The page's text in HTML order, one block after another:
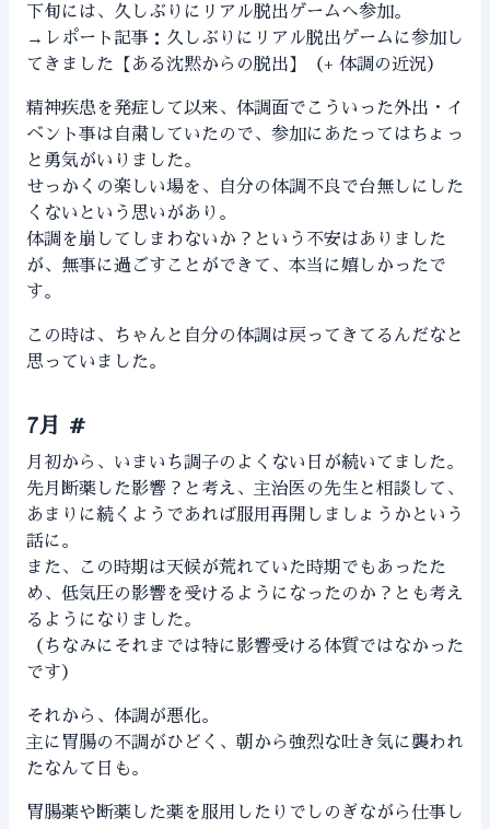
下旬には、久しぶりにリアル脱出ゲームへ参加。
→レポート記事： 久しぶりにリアル脱出ゲームに参加し
てきました【ある沈黙からの脱出】（+ 体調の近況）
精神疾患を発症して以来、体調面でこういった外出・イ
ベント事は自粛していたので、参加にあたってはちょっ
と勇気がいりました。
せっかくの楽しい場を、自分の体調不良で台無しにした
くないという思いがあり。
体調を崩してしまわないか？という不安はありました
が、無事に過ごすことができて、本当に嬉しかったで
す。
この時は、ちゃんと自分の体調は戻ってきてるんだなと
思っていました。
7月 #
月初から、いまいち調子のよくない日が続いてました。
先月断薬した影響？と考え、主治医の先生と相談して、
あまりに続くようであれば服用再開しましょうかという
話に。
また、この時期は天候が荒れていた時期でもあったた
め、低気圧の影響を受けるようになったのか？とも考え
るようになりました。
（ちなみにそれまでは特に影響受ける体質ではなかった
です）
それから、体調が悪化。
主に胃腸の不調がひどく、朝から強烈な吐き気に襲われ
たなんて日も。
胃腸薬や断薬した薬を服用したりでしのぎながら仕事し